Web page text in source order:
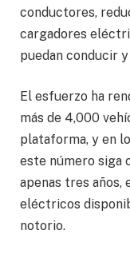
conductores,
cargadores
puedan conducir
El esfuerzo ha
más de 4,000
plataforma, y en
este número siga
apenas tres años,
eléctricos
notorio.